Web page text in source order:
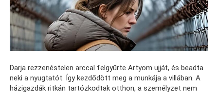
Darja rezzenéstelen arccal felgyűrte Artyom ujját, és beadta
neki a nyugtatót. Így kezdődött meg a munkája a villában. A
házigazdák ritkán tartózkodtak otthon, a személyzet nem